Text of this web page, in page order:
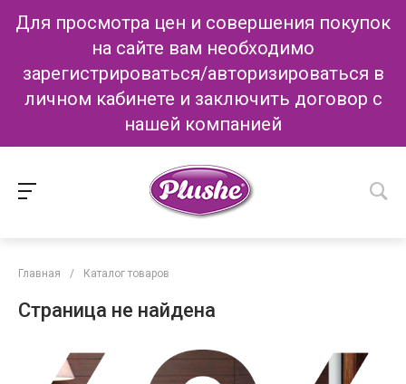
Для просмотра цен и совершения покупок
на сайте вам необходимо
зарегистрироваться/авторизироваться в
личном кабинете и заключить договор с
нашей компанией
Главная / Каталог товаров
Страница не найдена